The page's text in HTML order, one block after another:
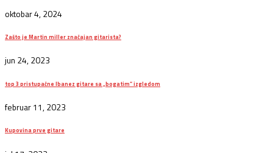
oktobar 4, 2024
Zašto je Martin miller značajan gitarista?
jun 24, 2023
top 3 pristupačne Ibanez gitare sa „bogatim“ izgledom
februar 11, 2023
Kupovina prve gitare